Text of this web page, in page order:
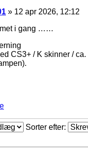
» 12 apr 2026, 12:12
i gang ……
CS3+ / K skinner /
Sorter efter: